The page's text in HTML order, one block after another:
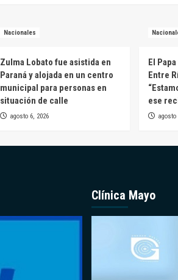
Nacionales
Zulma Lobato fue asistida en
Paraná y alojada en un centro
municipal para personas en
situación de calle
agosto 6, 2026
El
Entre
ese
agosto
Clínica Mayo